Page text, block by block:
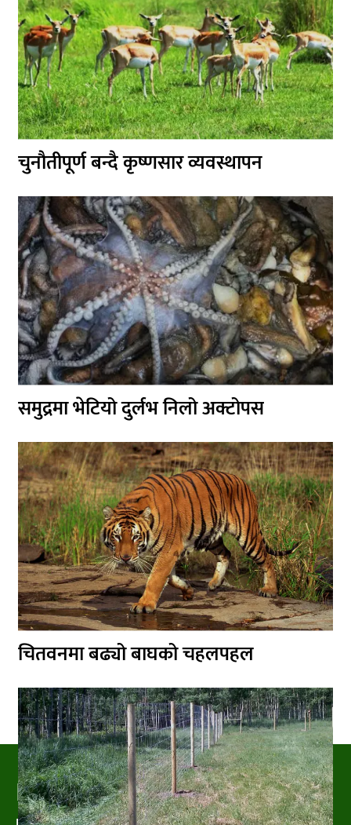
चुनौतीपूर्ण बन्दै कृष्णसार व्यवस्थापन
समुद्रमा भेटियो दुर्लभ निलो अक्टोपस
चितवनमा बढ्यो बाघको चहलपहल
PRAKRITIPRESS